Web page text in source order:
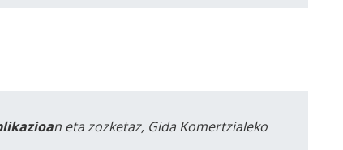
n eta zozketaz, Gida Komertzialeko